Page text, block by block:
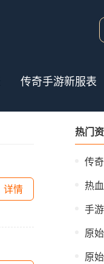
传奇手游新服表
详情
热门
传
热
手
原
原